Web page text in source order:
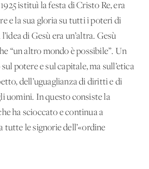
istituì la festa di Cristo Re, era
e la sua gloria su tutti i poteri di
di Gesù era un’altra. Gesù
“un altro mondo è possibile”. Un
potere e sul capitale, ma sull’etica
dell’uguaglianza di diritti e di
uomini. In questo consiste la
ha scioccato e continua a
tutte le signorie dell’«ordine